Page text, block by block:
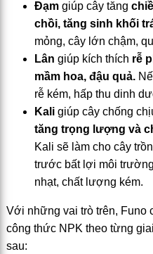
Đạm giúp cây tăng
chồi, tăng sinh khối
mỏng, cây lớn chậm,
Lân giúp kích thích rễ
mầm hoa, đậu quả.
rễ kém, hấp thu dinh
Kali giúp cây chống
tăng trọng lượng và
Kali sẽ làm cho cây
trước bất lợi môi
nhạt, chất lượng kém.
Với những vai trò trên, Funo
công thức NPK theo từng
sau: